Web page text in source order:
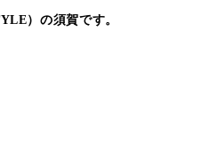
）の須賀です。